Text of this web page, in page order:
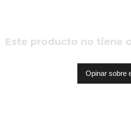
Este producto no tiene
Opinar sobre